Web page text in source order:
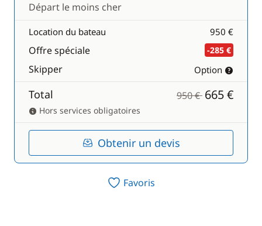
Départ le moins cher
Location du bateau 950 €
Offre spéciale -285 €
Skipper Option
Total 950 € 665 €
Hors services obligatoires
Obtenir un devis
Favoris